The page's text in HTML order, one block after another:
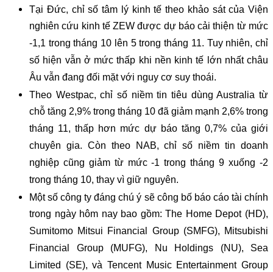
Tại Đức, chỉ số tâm lý kinh tế theo khảo sát của Viện
nghiên cứu kinh tế ZEW được dự báo cải thiện từ mức
-1,1 trong tháng 10 lên 5 trong tháng 11. Tuy nhiên, chỉ
số hiện vẫn ở mức thấp khi nền kinh tế lớn nhất châu
Âu vẫn đang đối mặt với nguy cơ suy thoái.
Theo Westpac, chỉ số niềm tin tiêu dùng Australia từ
chỗ tăng 2,9% trong tháng 10 đã giảm mạnh 2,6% trong
tháng 11, thấp hơn mức dự báo tăng 0,7% của giới
chuyên gia. Còn theo NAB, chỉ số niềm tin doanh
nghiệp cũng giảm từ mức -1 trong tháng 9 xuống -2
trong tháng 10, thay vì giữ nguyên.
Một số công ty đáng chú ý sẽ công bố báo cáo tài chính
trong ngày hôm nay bao gồm: The Home Depot (HD),
Sumitomo Mitsui Financial Group (SMFG), Mitsubishi
Financial Group (MUFG), Nu Holdings (NU), Sea
Limited (SE), và Tencent Music Entertainment Group